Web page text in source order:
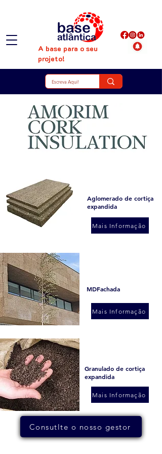
A base para o seu
projeto!
Aglomerado de cortiça
expandida
Mais Informação
MDFachada
Mais Informação
Pavimento
Granulado de cortiça
expandida
Mais Informação
Consutlte o nosso gestor